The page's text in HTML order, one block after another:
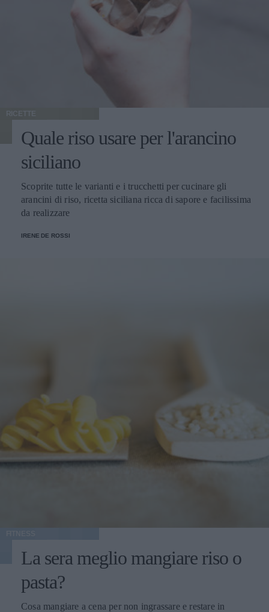
RICETTE
Quale riso usare per l'arancino
siciliano
Scoprite tutte le varianti e i trucchetti per cucinare gli
arancini di riso, ricetta siciliana ricca di sapore e facilissima
da realizzare
IRENE DE ROSSI
La sera meglio mangiare riso o
pasta?
Cosa mangiare a cena per non ingrassare e restare in